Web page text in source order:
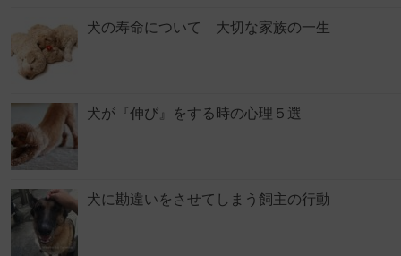
犬の寿命について 大切な家族の一生
犬が『伸び』をする時の心理５選
犬に勘違いをさせてしまう飼主の行動